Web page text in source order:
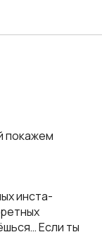
покажем
инста-
Если ты